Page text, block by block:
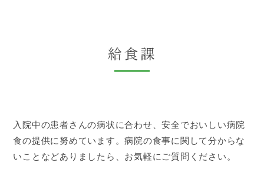
給食課
入院中の患者さんの病状に合わせ、安全でおいしい病院
食の提供に努めています。病院の食事に関して分からな
いことなどありましたら、お気軽にご質問ください。